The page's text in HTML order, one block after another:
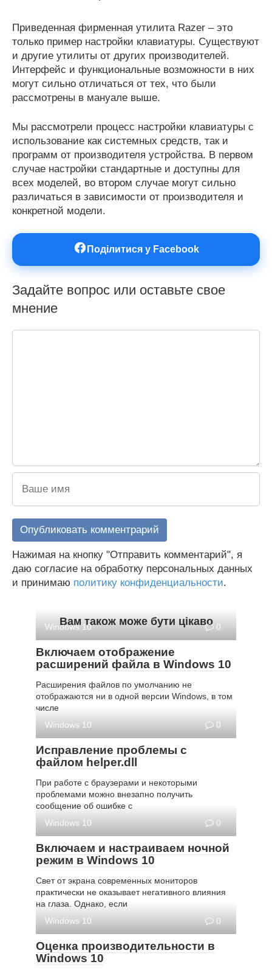
Приведенная фирменная утилита Razer – это
только пример настройки клавиатуры. Существуют
и другие утилиты от других производителей.
Интерфейс и функциональные возможности в них
могут сильно отличаться от тех, что были
рассмотрены в мануале выше.
Мы рассмотрели процесс настройки клавиатуры с
использование как системных средств, так и
программ от производителя устройства. В первом
случае настройки стандартные и доступны для
всех моделей, во втором случае могут сильно
различаться в зависимости от производителя и
конкретной модели.
Поділитися у Facebook
Задайте вопрос или оставьте свое
мнение
Нажимая на кнопку "Отправить комментарий", я
даю согласие на обработку персональных данных
и принимаю политику конфиденциальности.
Вам також може бути цікаво
Windows 10 0
Включаем отображение
расширений файла в Windows 10
Расширения файлов по умолчанию не
отображаются ни в одной версии Windows, в том
числе
Windows 10
0
Исправление проблемы с
файлом helper.dll
При работе с браузерами и некоторыми
проблемами можно внезапно получить
сообщение об ошибке с
Windows 10
0
Включаем и настраиваем ночной
режим в Windows 10
Свет от экрана современных мониторов
практически не оказывает негативного влияния
на глаза. Однако, если
Windows 10
0
Оценка производительности в
Windows 10